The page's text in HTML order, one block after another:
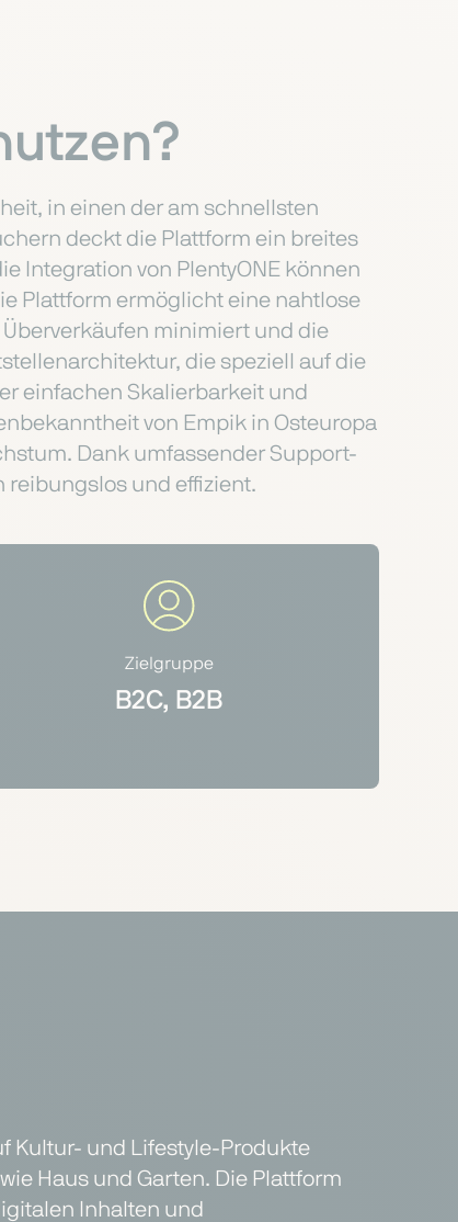
in einen der am schnellsten
deckt die Plattform ein breites
Integration von PlentyONE können
Plattform ermöglicht eine nahtlose
minimiert und die
die speziell auf die
einfachen Skalierbarkeit und
von Empik in Osteuropa
Dank umfassender Support-
und effizient.
Zielgruppe
B2C, B2B
Kultur- und Lifestyle-Produkte
Haus und Garten. Die Plattform
Inhalten und